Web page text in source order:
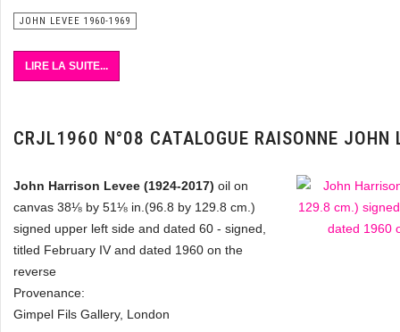
JOHN LEVEE 1960-1969
LIRE LA SUITE...
CRJL1960 N°08 CATALOGUE RAISONNE JOHN
John Harrison Levee (1924-2017) oil on
canvas 38⅛ by 51⅛ in.(96.8 by 129.8 cm.)
signed upper left side and dated 60 - signed,
titled February IV and dated 1960 on the
reverse
Provenance:
Gimpel Fils Gallery, London